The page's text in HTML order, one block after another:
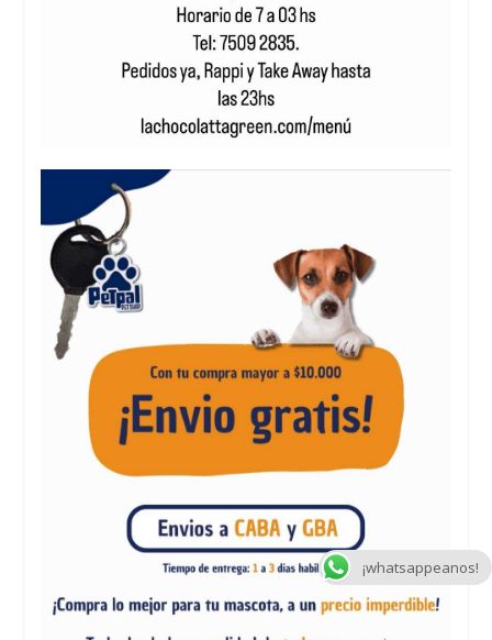
¡whatsappeanos!